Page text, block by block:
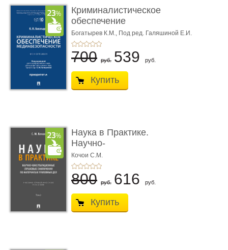
Криминалистическое
обеспечение
медиабезопас� ...
Богатырев К.М., Под ред. Галяшиной Е.И.
700 руб. 539 руб.
Купить
Наука в Практике.
Научно-
консультационные (пра
...
Кочои С.М.
800 руб. 616 руб.
Купить